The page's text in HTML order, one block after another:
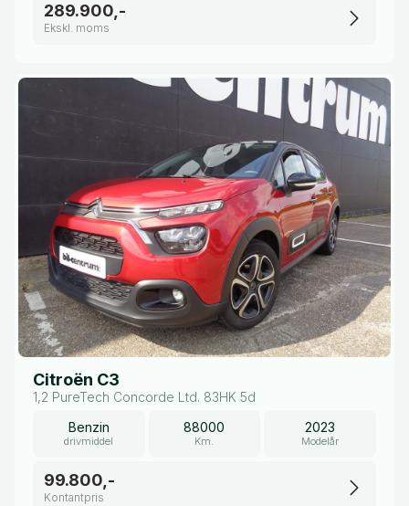
289.900,-
Ekskl. moms
Citroën C3
1,2 PureTech Concorde Ltd. 83HK 5d
Benzin
drivmiddel
88000
Km.
2023
Modelår
99.800,-
Kontantpris